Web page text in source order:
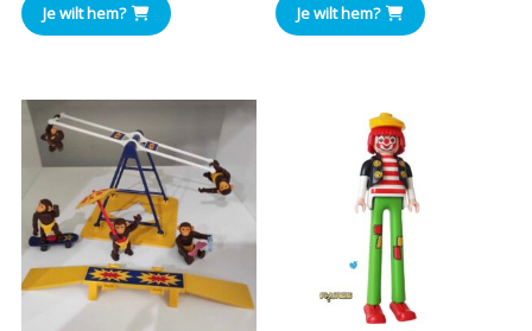
Je wilt hem? Je wilt hem?